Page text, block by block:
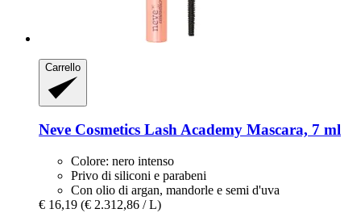
Carrello
Neve Cosmetics Lash Academy Mascara, 7 ml
Colore: nero intenso
Privo di siliconi e parabeni
Con olio di argan, mandorle e semi d'uva
€ 16,19 (€ 2.312,86 / L)